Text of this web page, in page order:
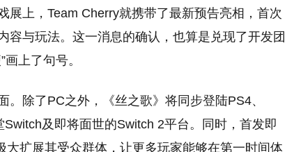
展上，Team Cherry就携带了最新预告亮相，首次
容与玩法。这一消息的确认，也算是兑现了开发团
上了句号。
除了PC之外，《丝之歌》将同步登陆PS4、
及即将面世的Switch 2平台。同时，首发即
扩展其受众群体，让更多玩家能够在第一时间体